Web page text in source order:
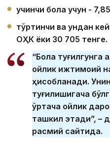
учинчи бола учун - 7,85
тўртинчи ва ундан
ОҲК ёки 30 705 тенге.
“Бола туғилгунга
ойлик ижтимоий
ҳисобланади.
туғилишигача
ўртача ойлик
ташкил этади”, –
расмий сайтида.